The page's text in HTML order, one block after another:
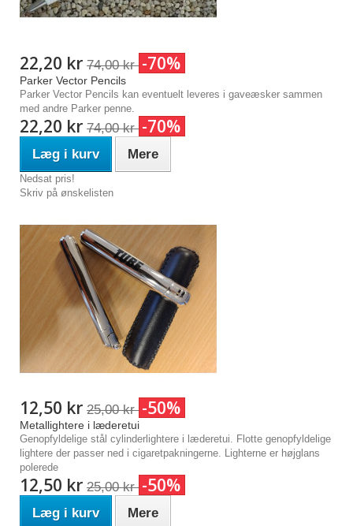
22,20 kr 74,00 kr -70%
Parker Vector Pencils
Parker Vector Pencils kan eventuelt leveres i gaveæsker sammen
med andre Parker penne.
22,20 kr 74,00 kr -70%
Læg i kurv Mere
Nedsat pris!
Skriv på ønskelisten
12,50 kr 25,00 kr -50%
Metallightere i læderetui
Genopfyldelige stål cylinderlightere i læderetui. Flotte genopfyldelige
lightere der passer ned i cigaretpakningerne. Lighterne er højglans
polerede
12,50 kr 25,00 kr -50%
Læg i kurv Mere